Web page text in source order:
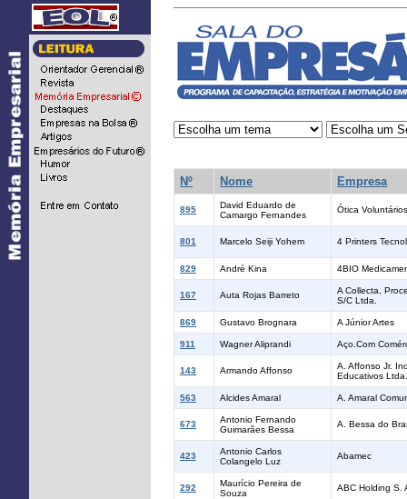
Nº Nome Empresa
895
David Eduardo de
Camargo Fernandes
Ótica
801 Marcelo Seiji Yohem 4 Printers
829 André Kina 4BIO
167 Auta Rojas Barreto
A Collecta,
S/C Ltda.
869 Gustavo Brognara A Júnior Artes
911 Wagner Aliprandi Aço.Com
143 Armando Affonso
A. Affonso Jr.
Educativos Ltda.
563 Alcides Amaral A. Amaral
673
Antonio Fernando
Guimarães Bessa
A. Bessa do
423
Antonio Carlos
Colangelo Luz
Abamec
292
Maurício Pereira de
Souza
ABC Holding S.